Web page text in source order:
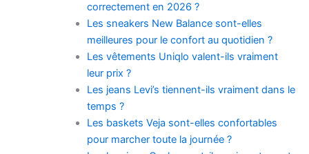
correctement en 2026 ?
Les sneakers New Balance sont-elles
meilleures pour le confort au quotidien ?
Les vêtements Uniqlo valent-ils vraiment
leur prix ?
Les jeans Levi’s tiennent-ils vraiment dans le
temps ?
Les baskets Veja sont-elles confortables
pour marcher toute la journée ?